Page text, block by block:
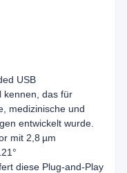
USB
kennen, das für
medizinische und
entwickelt wurde.
mit 2,8 µm
diese Plug-and-Play